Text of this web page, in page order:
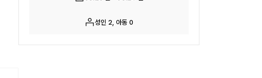
성인 2, 아동 0